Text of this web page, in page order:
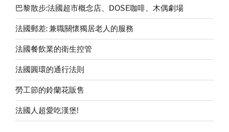
巴黎散步:法國超市概念店、DOSE咖啡、木偶劇場
法國郵差: 兼職關懷獨居老人的服務
法國餐飲業的衛生控管
法國圓環的通行法則
勞工節的鈴蘭花販售
法國人超愛吃漢堡!